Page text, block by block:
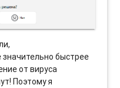
быстрее
от вируса
Поэтому я